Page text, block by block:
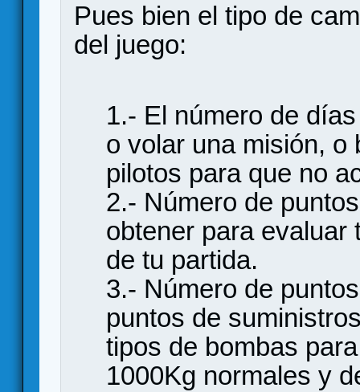
Pues bien el tipo de
del juego:
1.- El número de
o volar una misión, o
pilotos para que no
2.- Número de
obtener para evaluar
de tu partida.
3.- Número de
puntos de
tipos de bombas
1000Kg normales y